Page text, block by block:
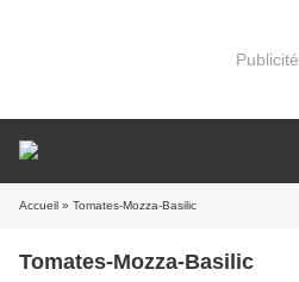
Publicité
Accueil » Tomates-Mozza-Basilic
Tomates-Mozza-Basilic